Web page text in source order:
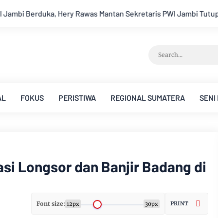
PWI Jambi Tutup Usia Menapaki Usia 59 Tahun, Sinsen
FOKUS PERISTIWA REGIONAL SUMATERA SENI
Longsor dan Banjir Badang di
Font size: 12px 30px PRINT